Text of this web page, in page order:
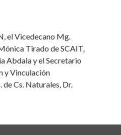
el Vicedecano Mg.
Tirado de SCAIT,
Abdala y el Secretario
y Vinculación
de Cs. Naturales, Dr.